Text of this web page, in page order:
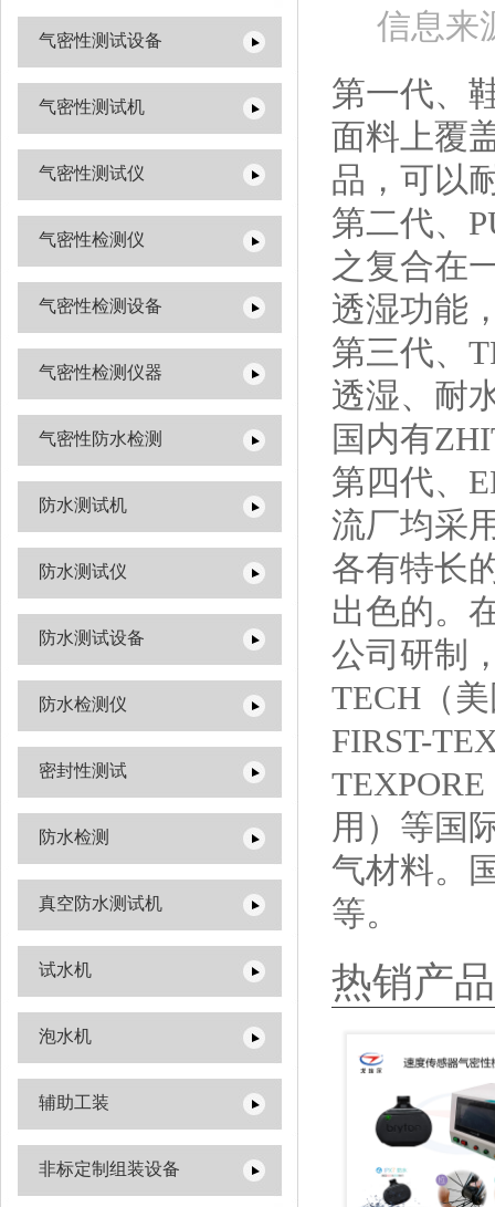
气密性测试设备
气密性测试机
气密性测试仪
气密性检测仪
气密性检测设备
气密性检测仪器
气密性防水检测
防水测试机
防水测试仪
防水测试设备
防水检测仪
密封性测试
防水检测
真空防水测试机
试水机
泡水机
辅助工装
非标定制组装设备
信息来
第一代、
面料上覆
品，可以
第二代、
之复合在
透湿功能
第三代、
透湿、耐
国内有
第四代、
流厂均采
各有特长
出色的。
公司研制
TECH（
FIRST-
用）等国
气材料。
等。
热销产